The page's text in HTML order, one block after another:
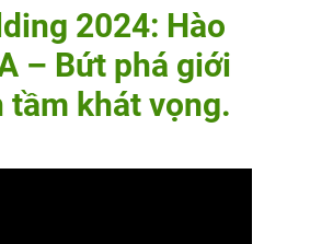
2024: Hào
– Bứt phá giới
tầm khát vọng.